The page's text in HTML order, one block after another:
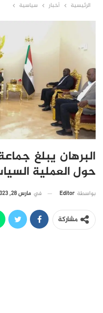
الرئيسية أخبار سياسية
البرهان يبلغ
حول العملية
بواسطة Editor في مارس 28, 2023
مشاركة